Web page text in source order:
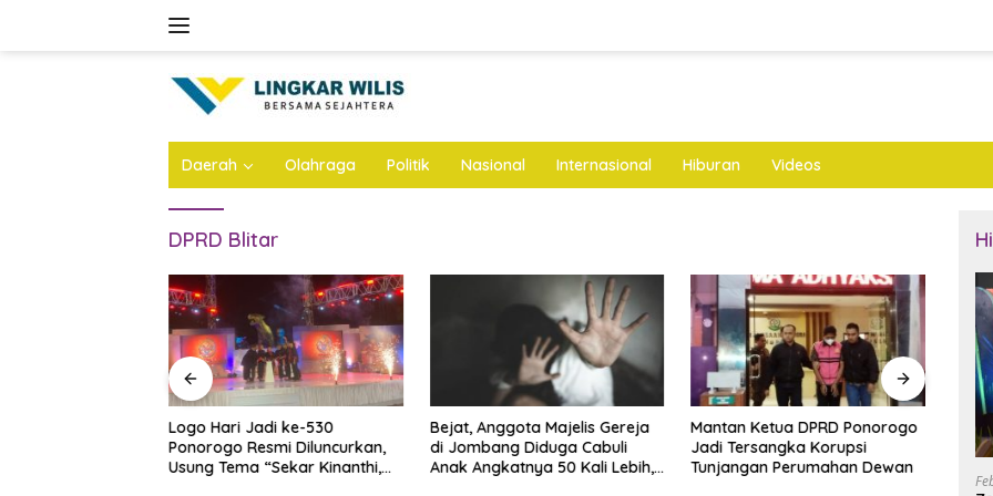
Daerah Olahraga Politik Nasional Internasional Hiburan Videos
DPRD Blitar
Logo Hari Jadi ke-530
Ponorogo Resmi Diluncurkan,
Usung Tema “Sekar Kinanthi,
Bejat, Anggota Majelis Gereja
di Jombang Diduga Cabuli
Anak Angkatnya 50 Kali Lebih,
Mantan Ketua DPRD Ponorogo
Jadi Tersangka Korupsi
Tunjangan Perumahan Dewan